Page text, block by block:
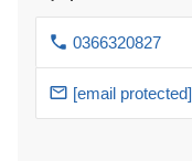
0366320827
[email protected]